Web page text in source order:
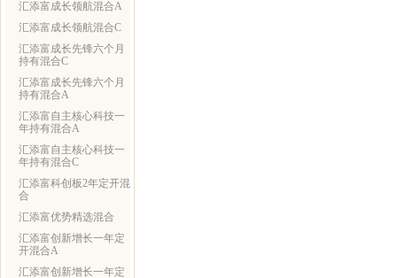
汇添富成长领航混合A
汇添富成长领航混合C
汇添富成长先锋六个月
持有混合C
汇添富成长先锋六个月
持有混合A
汇添富自主核心科技一
年持有混合A
汇添富自主核心科技一
年持有混合C
汇添富科创板2年定开混
合
汇添富优势精选混合
汇添富创新增长一年定
开混合A
汇添富创新增长一年定